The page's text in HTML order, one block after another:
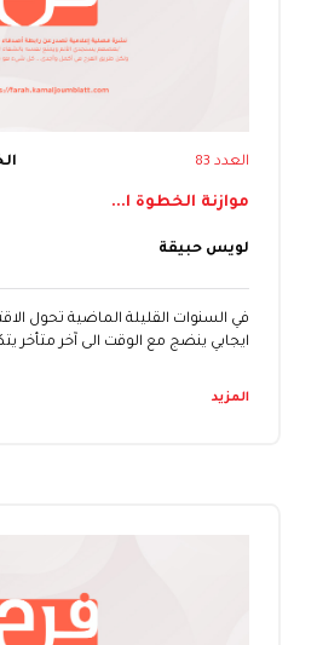
العدد 83
موازنة الخطوة ا...
لويس حبيقة
في السنوات القليلة الماضية تحول
ايجابي ينضج مع الوقت الى آخر متأخر
المزيد